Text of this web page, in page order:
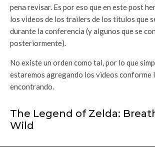
pena revisar. Es por eso que en este post
los videos de los trailers de los títulos que
durante la conferencia (y algunos que se
posteriormente).
No existe un orden como tal, por lo que
estaremos agregando los videos conforme
encontrando.
The Legend of Zelda:
Wild